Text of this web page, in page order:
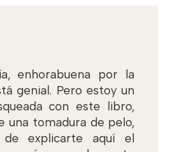
enhorabuena por la
genial. Pero estoy un
con este libro,
una tomadura de pelo,
explicarte aquí el